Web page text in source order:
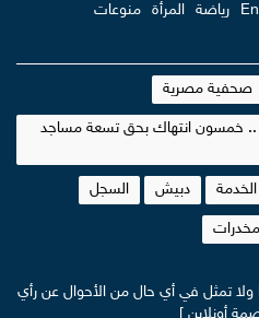
رياضة المرأة منوعات
صحفية مصرية
.. خمسون انتهاك بحق تسعة مساجد
دبيش السجل
مخدرات
ولا تمثل في أي حال من الأحوال عن رأي
أونلاين ]